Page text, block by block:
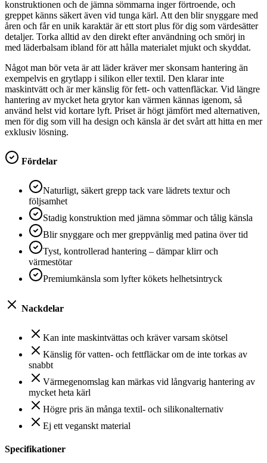
konstruktionen och de jämna sömmarna inger förtroende, och
greppet känns säkert även vid tunga kärl. Att den blir snyggare med
åren och får en unik karaktär är ett stort plus för dig som värdesätter
detaljer. Torka alltid av den direkt efter användning och smörj in
med läderbalsam ibland för att hålla materialet mjukt och skyddat.
Något man bör veta är att läder kräver mer skonsam hantering än
exempelvis en grytlapp i silikon eller textil. Den klarar inte
maskintvätt och är mer känslig för fett- och vattenfläckar. Vid längre
hantering av mycket heta grytor kan värmen kännas igenom, så
använd helst vid kortare lyft. Priset är högt jämfört med alternativen,
men för dig som vill ha design och känsla är det svårt att hitta en mer
exklusiv lösning.
Fördelar
Naturligt, säkert grepp tack vare lädrets textur och
följsamhet
Stadig konstruktion med jämna sömmar och tålig känsla
Blir snyggare och mer greppvänlig med patina över tid
Tyst, kontrollerad hantering – dämpar klirr och
värmestötar
Premiumkänsla som lyfter kökets helhetsintryck
Nackdelar
Kan inte maskintvättas och kräver varsam skötsel
Känslig för vatten- och fettfläckar om de inte torkas av
snabbt
Värmegenomslag kan märkas vid långvarig hantering av
mycket heta kärl
Högre pris än många textil- och silikonalternativ
Ej ett veganskt material
Specifikationer